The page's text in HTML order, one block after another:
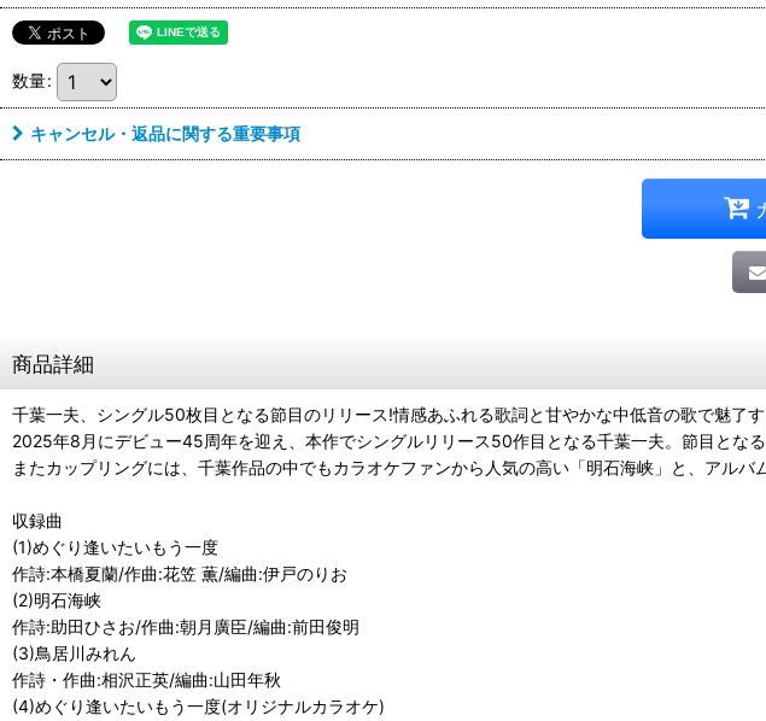
数量:
キャンセル・返品に関する重要事項
商品詳細
千葉一夫、シングル50枚目となる節目のリリース!情感あふれる歌詞と甘やかな中低音の歌で魅了
2025年8月にデビュー45周年を迎え、本作でシングルリリース50作目となる千葉一夫。節目とな
またカップリングには、千葉作品の中でもカラオケファンから人気の高い「明石海峡」と、アル
収録曲
(1)めぐり逢いたいもう一度
作詩:本橋夏蘭/作曲:花笠 薫/編曲:伊戸のりお
(2)明石海峡
作詩:助田ひさお/作曲:朝月廣臣/編曲:前田俊明
(3)鳥居川みれん
作詩・作曲:相沢正英/編曲:山田年秋
(4)めぐり逢いたいもう一度(オリジナルカラオケ)